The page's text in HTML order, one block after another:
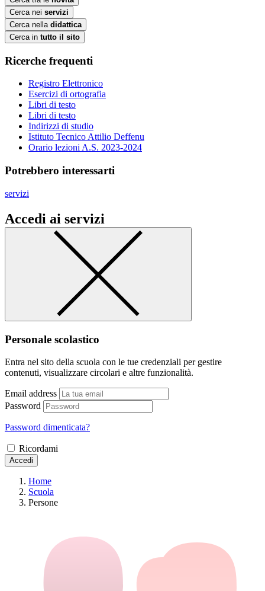
Cerca nei servizi
Cerca nella didattica
Cerca in tutto il sito
Ricerche frequenti
Registro Elettronico
Esercizi di ortografia
Libri di testo
Libri di testo
Indirizzi di studio
Istituto Tecnico Attilio Deffenu
Orario lezioni A.S. 2023-2024
Potrebbero interessarti
servizi
Accedi ai servizi
Personale scolastico
Entra nel sito della scuola con le tue credenziali per gestire
contenuti, visualizzare circolari e altre funzionalità.
Email address
Password
Password dimenticata?
Ricordami
Accedi
Home
Scuola
Persone